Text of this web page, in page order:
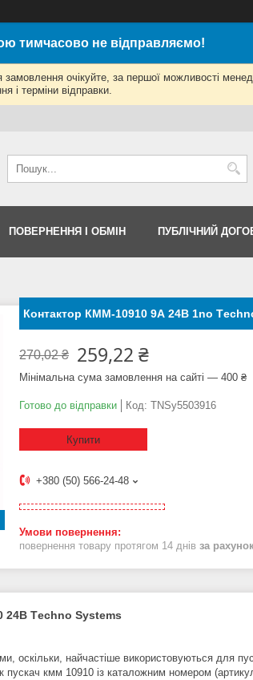
тимчасово не відправляємо!
очікуйте, за першої можливості
і терміни відправки.
ПОВЕРНЕННЯ І ОБМІН ПУБЛІЧНИЙ
Контактор КММ-10910 9А 24В 1no
270,02 ₴ 259,22 ₴
Мінімальна сума замовлення на сайті — 400 ₴
Готово до відправки Код: TNSy5503916
Купити
+380 (50) 566-24-48
повернення товару протягом 14 днів за
24В Тechno Systems
оскільки, найчастіше використовуються для
пускач кмм 10910 із каталожним номером